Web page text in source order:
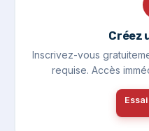
Créez
Inscrivez-vous
requise. Accès